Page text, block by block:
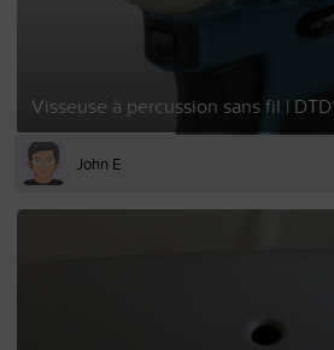
Visseuse à percussion sans fil |
John E